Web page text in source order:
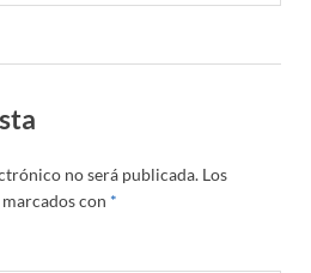
no será publicada. Los
con *